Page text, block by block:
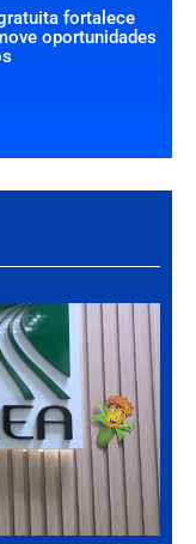
fortalece
oportunidades